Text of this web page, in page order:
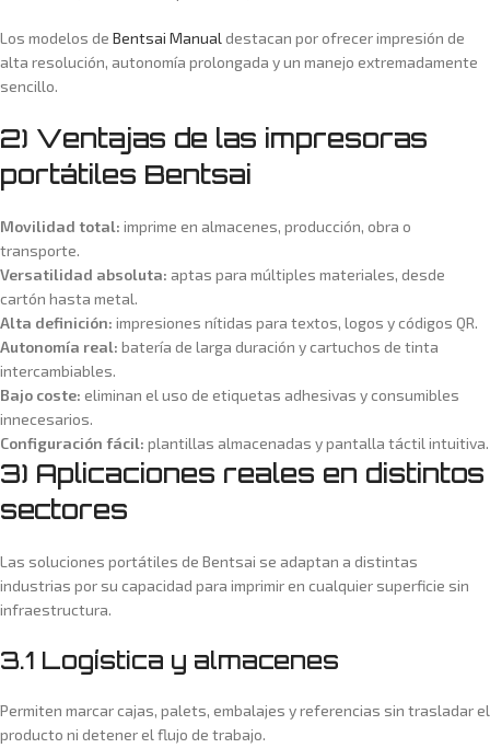
Los modelos de Bentsai Manual destacan por ofrecer impresión de
alta resolución, autonomía prolongada y un manejo extremadamente
sencillo.
2) Ventajas de las impresoras
portátiles Bentsai
Movilidad total: imprime en almacenes, producción, obra o
transporte.
Versatilidad absoluta: aptas para múltiples materiales, desde
cartón hasta metal.
Alta definición: impresiones nítidas para textos, logos y códigos QR.
Autonomía real: batería de larga duración y cartuchos de tinta
intercambiables.
Bajo coste: eliminan el uso de etiquetas adhesivas y consumibles
innecesarios.
Configuración fácil: plantillas almacenadas y pantalla táctil intuitiva.
3) Aplicaciones reales en distintos
sectores
Las soluciones portátiles de Bentsai se adaptan a distintas
industrias por su capacidad para imprimir en cualquier superficie sin
infraestructura.
3.1 Logística y almacenes
Permiten marcar cajas, palets, embalajes y referencias sin trasladar el
producto ni detener el flujo de trabajo.